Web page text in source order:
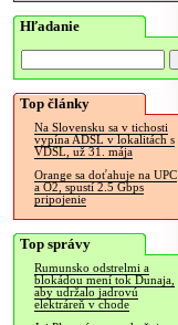
Hľadanie
Top články
Na Slovensku sa v tichosti
vypína ADSL v lokalitách s
VDSL, už 31. mája
Orange sa doťahuje na UPC
a O2, spustí 2.5 Gbps
pripojenie
Top správy
Rumunsko odstrelmi a
blokádou mení tok Dunaja,
aby udržalo jadrovú
elektráreň v chode